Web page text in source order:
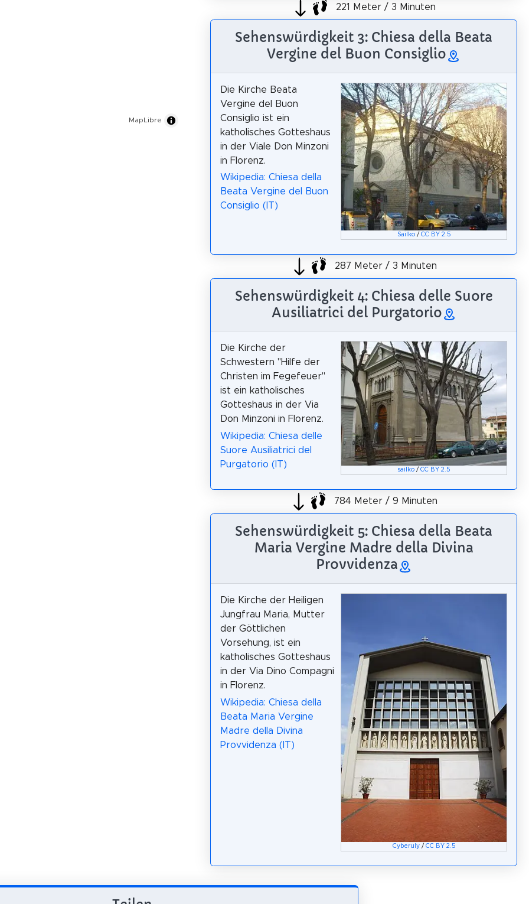
MapLibre
221 Meter / 3 Minuten
Sehenswürdigkeit 3: Chiesa della Beata
Vergine del Buon Consiglio
Sailko/ CC BY 2.5
Die Kirche Beata
Vergine del Buon
Consiglio ist ein
katholisches Gotteshaus
in der Viale Don Minzoni
in Florenz.
Wikipedia: Chiesa della
Beata Vergine del Buon
Consiglio (IT)
287 Meter / 3 Minuten
Sehenswürdigkeit 4: Chiesa delle Suore
Ausiliatrici del Purgatorio
sailko /CC BY 2.5
Die Kirche der
Schwestern "Hilfe der
Christen im Fegefeuer"
ist ein katholisches
Gotteshaus in der Via
Don Minzoni in Florenz.
Wikipedia: Chiesa delle
Suore Ausiliatrici del
Purgatorio (IT)
784 Meter / 9 Minuten
Sehenswürdigkeit 5: Chiesa della Beata
Maria Vergine Madre della Divina
Provvidenza
Cyberuly/ CC BY 2.5
Die Kirche der Heiligen
Jungfrau Maria, Mutter
der Göttlichen
Vorsehung, ist ein
katholisches Gotteshaus
in der Via Dino Compagni
in Florenz.
Wikipedia: Chiesa della
Beata Maria Vergine
Madre della Divina
Provvidenza (IT)